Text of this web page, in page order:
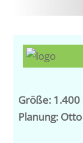
Größe: 1.400
Planung: